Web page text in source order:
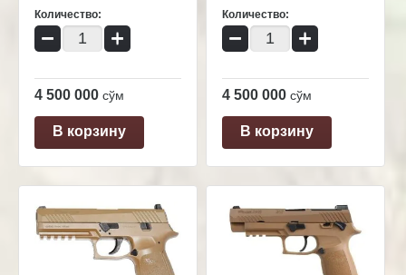
Количество:
− +
4 500 000 сўм
В корзину
Количество:
− +
4 500 000 сўм
В корзину